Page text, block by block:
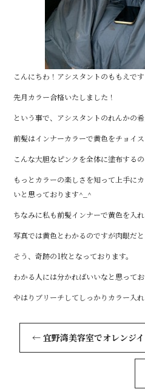
こんにちわ！アシスタントのももえです
先月カラー合格いたしました！
という事で、アシスタントのれんかの
前髪はインナーカラーで黄色をチョイ
こんな大胆なピンクを全体に塗布する
もっとカラーの楽しさを知って上手に
いと思っております^_^
ちなみに私も前髪インナーで黄色を入
写真では黄色とわかるのですが肉眼だ
そう、奇跡の1枚となっております。
わかる人には分かればいいなと思って
やはりブリーチしてしっかりカラー入
← 宜野湾美容室でオレンジ